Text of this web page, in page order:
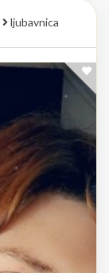
ljubavnica